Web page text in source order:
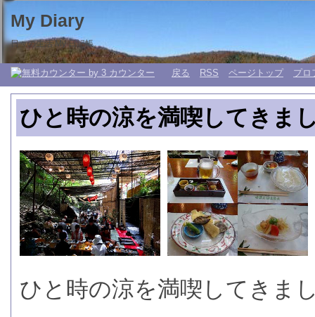
My Diary
日々の生活 My 日記帳。
戻る RSS ページトップ プロ
ひと時の涼を満喫してきま
ひと時の涼を満喫してきま